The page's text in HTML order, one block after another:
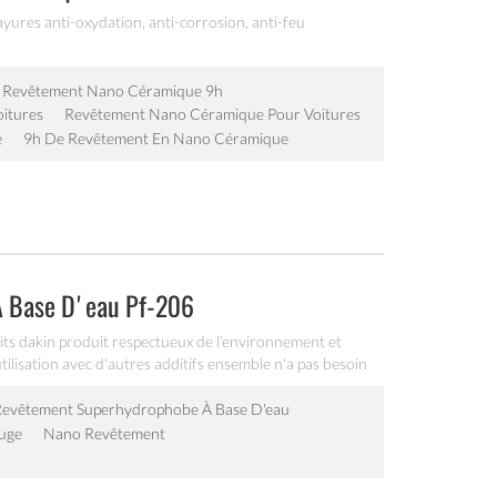
anti-oxydation, anti-corrosion, anti-feu
Revêtement Nano Céramique 9h
Revêtement Nano Céramique Pour Voitures
9h De Revêtement En Nano Céramique
Base D'eau Pf-206
dakin produit respectueux de l'environnement et
avec d'autres additifs ensemble n'a pas besoin
humide, rembourrage, revêtement par
Superhydrophobe À Base D'eau
Nano Revêtement